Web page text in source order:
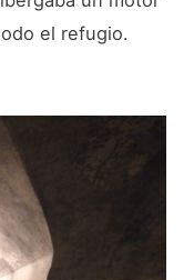
el refugio.